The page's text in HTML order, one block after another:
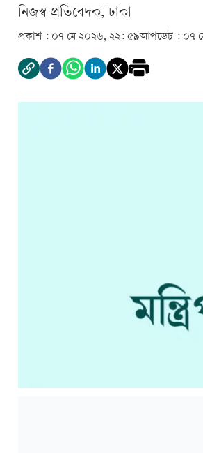
‎নিজস্ব প্রতিবেদক, ঢাকা‎
প্রকাশ : ০৭ মে ২০২৬, ২২: ৫৯আপডেট : ০৭